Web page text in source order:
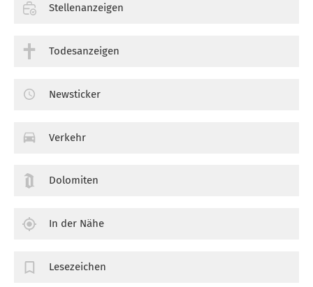
Stellenanzeigen
Todesanzeigen
Newsticker
Verkehr
Dolomiten
In der Nähe
Lesezeichen